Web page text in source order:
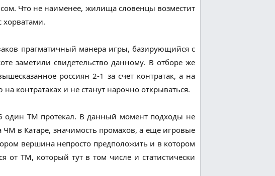
Что не наименее, жилища словенцы возместит
хорватами.
прагматичный манера игры, базирующийся с
заметили свидетельство данному. В отборе же
россиян 2-1 за счет контратак, а на
контратаках и не станут нарочно открываться.
один ТМ протекал. В данный момент подходы не
ЧМ в Катаре, значимость промахов, а еще игровые
вершина непросто предположить и в котором
от ТМ, который тут в том числе и статистически